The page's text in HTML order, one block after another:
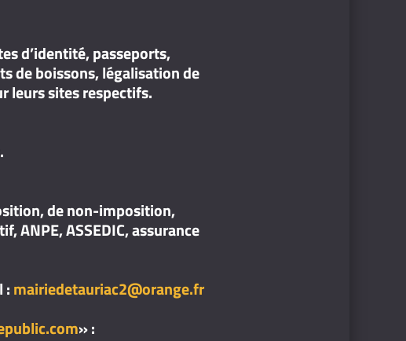
d’identité, passeports,
de boissons, légalisation de
leurs sites respectifs.
de non-imposition,
ANPE, ASSEDIC, assurance
:mairiedetauriac2@orange.fr
» :